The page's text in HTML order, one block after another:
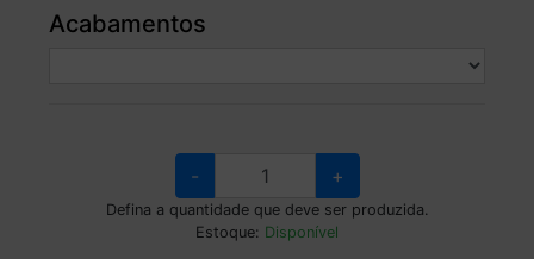
Acabamentos
- +
Defina a quantidade que deve ser produzida.
Estoque: Disponível